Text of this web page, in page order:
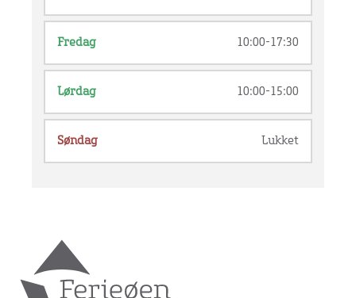
Fredag 10:00-17:30
Lørdag 10:00-15:00
Søndag Lukket